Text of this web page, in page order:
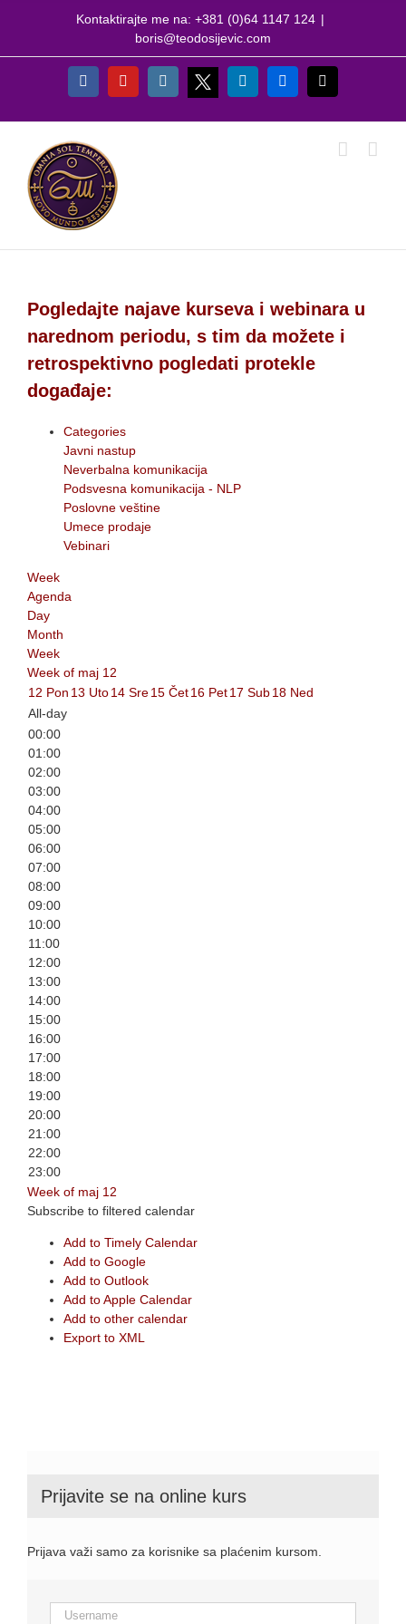
Kontaktirajte me na: +381 (0)64 1147 124 |
boris@teodosijevic.com
FacebookYouTubeInstagram
X LinkedInFlickr
Pogledajte najave kurseva i webinara u
narednom periodu, s tim da možete i
retrospektivno pogledati protekle
događaje:
Categories
Javni nastup
Neverbalna komunikacija
Podsvesna komunikacija - NLP
Poslovne veštine
Umece prodaje
Vebinari
Week
Agenda
Day
Month
Week
Week of maj 12
12 Pon 13 Uto14 Sre15 Čet16 Pet17 Sub18 Ned
All-day
00:00
01:00
02:00
03:00
04:00
05:00
06:00
07:00
08:00
09:00
10:00
11:00
12:00
13:00
14:00
15:00
16:00
17:00
18:00
19:00
20:00
21:00
22:00
23:00
Week of maj 12
Subscribe to filtered calendar
Add to Timely Calendar
Add to Google
Add to Outlook
Add to Apple Calendar
Add to other calendar
Export to XML
Prijavite se na online kurs
Prijava važi samo za korisnike sa plaćenim kursom.